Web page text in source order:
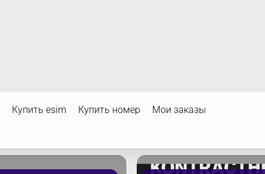
Купить esim Купить номер Мои заказы